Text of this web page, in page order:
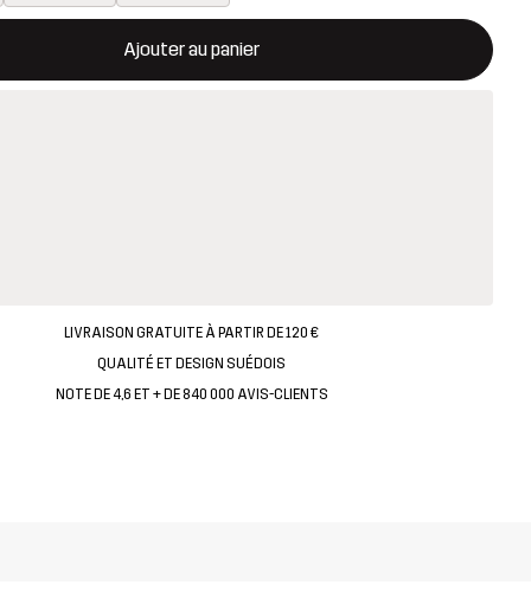
Ajouter au panier
une fenêtre modale confirmant un nouvel article dans le
LIVRAISON GRATUITE À PARTIR DE 120 €
QUALITÉ ET DESIGN SUÉDOIS
NOTE DE 4,6 ET + DE 840 000 AVIS-CLIENTS